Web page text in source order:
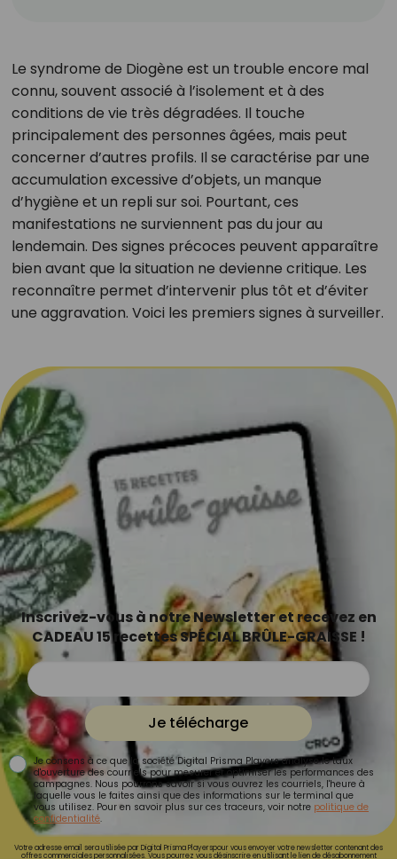
Le syndrome de Diogène est un trouble encore mal
connu, souvent associé à l’isolement et à des
conditions de vie très dégradées. Il touche
principalement des personnes âgées, mais peut
concerner d’autres profils. Il se caractérise par une
accumulation excessive d’objets, un manque
d’hygiène et un repli sur soi. Pourtant, ces
manifestations ne surviennent pas du jour au
lendemain. Des signes précoces peuvent apparaître
bien avant que la situation ne devienne critique. Les
reconnaître permet d’intervenir plus tôt et d’éviter
une aggravation. Voici les premiers signes à surveiller.
Inscrivez-vous à notre Newsletter et recevez en
CADEAU 15 recettes SPÉCIAL BRÛLE-GRAISSE !
Je télécharge
Je consens à ce que la société Digital Prisma Players analyse le taux
d'ouverture des courriels pour mesurer et optimiser les performances des
campagnes. Nous pourrons savoir si vous ouvrez les courriels, l'heure à
laquelle vous le faites ainsi que des informations sur le terminal que
vous utilisez. Pour en savoir plus sur ces traceurs, voir notre politique de
confidentialité.
Votre adresse email sera utilisée par Digital Prisma Playerspour vous envoyer votre newsletter contenant des
offres commerciales personnalisées. Vous pourrez vous désinscrire en utilisant le lien de désabonnement